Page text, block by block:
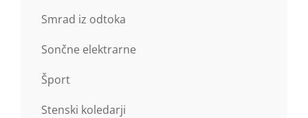
Smrad iz odtoka
Sončne elektrarne
Šport
Stenski koledarji